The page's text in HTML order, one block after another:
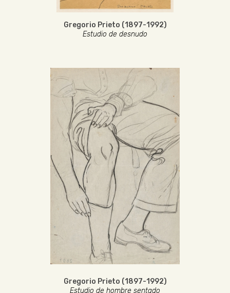
Gregorio Prieto (1897-1992)
Estudio de desnudo
Gregorio Prieto (1897-1992)
Estudio de hombre sentado